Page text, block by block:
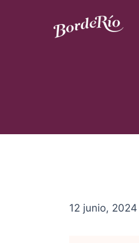
12 junio, 2024